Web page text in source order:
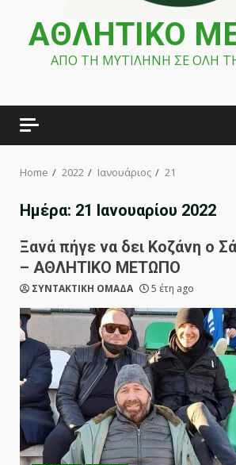
ΑΘΛΗΤΙΚΟ
ΑΠΟ ΤΗ ΜΥΤΙΛΗΝΗ ΣΕ ΟΛΗ
Home 2022 Ιανουάριος 21
Ημέρα: 21 Ιανουαρίου 2022
Ξανά πήγε να δει Κοζάνη ο
– ΑΘΛΗΤΙΚΟ ΜΕΤΩΠΟ
ΣΥΝΤΑΚΤΙΚΗ ΟΜΑΔΑ 5 έτη ago